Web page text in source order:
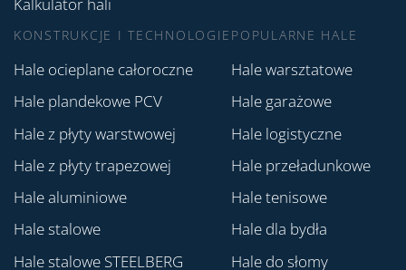
KONSTRUKCJE I TECHNOLOGIE
Hale ocieplane całoroczne
Hale plandekowe PCV
Hale z płyty warstwowej
Hale z płyty trapezowej
Hale aluminiowe
Hale stalowe
Hale stalowe STEELBERG
POPULARNE HALE
Hale warsztatowe
Hale garażowe
Hale logistyczne
Hale przeładunkowe
Hale tenisowe
Hale dla bydła
Hale do słomy